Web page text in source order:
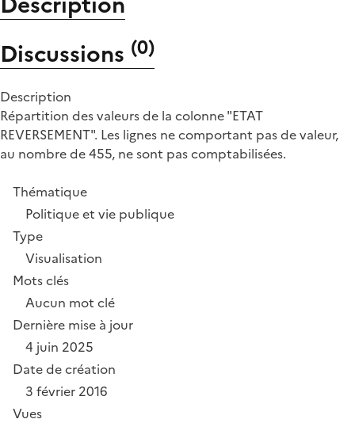
Discussions (0)
Description
Répartition des valeurs de la colonne "ETAT
REVERSEMENT". Les lignes ne comportant pas de valeur,
au nombre de 455, ne sont pas comptabilisées.
Thématique
Politique et vie publique
Type
Visualisation
Mots clés
Aucun mot clé
Dernière mise à jour
4 juin 2025
Date de création
3 février 2016
Vues